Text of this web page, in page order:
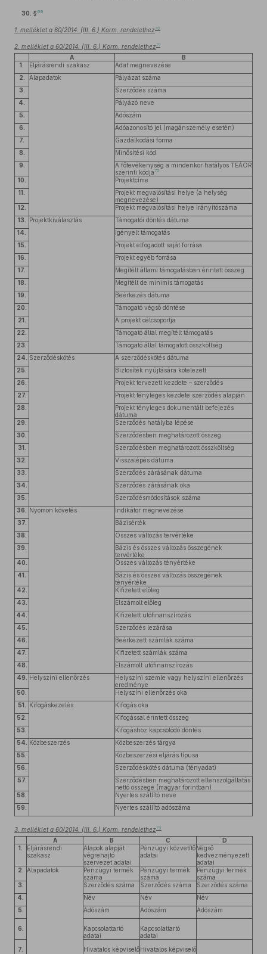
30. § 69
1. melléklet a 60/2014. (III. 6.) Korm. rendelethez 70
2. melléklet a 60/2014. (III. 6.) Korm. rendelethez 71
A
B
1.
Eljárásrendi szakasz
Adat megnevezése
2.
Alapadatok
Pályázat száma
3.
Szerződés száma
4.
Pályázó neve
5.
Adószám
6.
Adóazonosító jel (magánszemély esetén)
7.
Gazdálkodási forma
8.
Minősítési kód
9.
A főtevékenység a mindenkor hatályos TEÁOR
szerinti kódja72
10.
Projektcíme
11.
Projekt megvalósítási helye (a helység
megnevezése)
12.
Projekt megvalósítási helye irányítószáma
13.
Projektkiválasztás
Támogatói döntés dátuma
14.
Igényelt támogatás
15.
Projekt elfogadott saját forrása
16.
Projekt egyéb forrása
17.
Megítélt állami támogatásban érintett összeg
18.
Megítélt de minimis támogatás
19.
Beérkezés dátuma
20.
Támogató végső döntése
21.
A projekt célcsoportja
22.
Támogató által megítélt támogatás
23.
Támogató által támogatott összköltség
24.
Szerződéskötés
A szerződéskötés dátuma
25.
Biztosíték nyújtására kötelezett
26.
Projekt tervezett kezdete – szerződés
27.
Projekt tényleges kezdete szerződés alapján
28.
Projekt tényleges dokumentált befejezés
dátuma
29.
Szerződés hatályba lépése
30.
Szerződésben meghatározott összeg
31.
Szerződésben meghatározott összköltség
32.
Visszalépés dátuma
33.
Szerződés zárásának dátuma
34.
Szerződés zárásának oka
35.
Szerződésmódosítások száma
36.
Nyomon követés
Indikátor megnevezése
37.
Bázisérték
38.
Összes változás tervértéke
39.
Bázis és összes változás összegének
tervértéke
40.
Összes változás tényértéke
41.
Bázis és összes változás összegének
tényértéke
42.
Kifizetett előleg
43.
Elszámolt előleg
44.
Kifizetett utófinanszírozás
45.
Szerződés lezárása
46.
Beérkezett számlák száma
47.
Kifizetett számlák száma
48.
Elszámolt utófinanszírozás
49.
Helyszíni ellenőrzés
Helyszíni szemle vagy helyszíni ellenőrzés
eredménye
50.
Helyszíni ellenőrzés oka
51.
Kifogáskezelés
Kifogás oka
52.
Kifogással érintett összeg
53.
Kifogáshoz kapcsolódó döntés
54.
Közbeszerzés
Közbeszerzés tárgya
55.
Közbeszerzési eljárás típusa
56.
Szerződéskötés dátuma (tényadat)
57.
Szerződésben meghatározott ellenszolgáltatás
nettó összege (magyar forintban)
58.
Nyertes szállító neve
59.
Nyertes szállító adószáma
3. melléklet a 60/2014. (III. 6.) Korm. rendelethez 73
A B C
D
1.
Eljárásrendi
szakasz
Alapok alapját
végrehajtó
szervezet adatai
Pénzügyi közvetítő
adatai
Végső
kedvezményezett
adatai
2.
Alapadatok
Pénzügyi termék
száma
Pénzügyi termék
száma
Pénzügyi termék
száma
3.
Szerződés száma Szerződés száma
Szerződés száma
4.
Név Név
Név
5.
Adószám Adószám Adószám
6.
Kapcsolattartó
adatai
Kapcsolattartó
adatai
7.
Hivatalos képviselőHivatalos képviselő